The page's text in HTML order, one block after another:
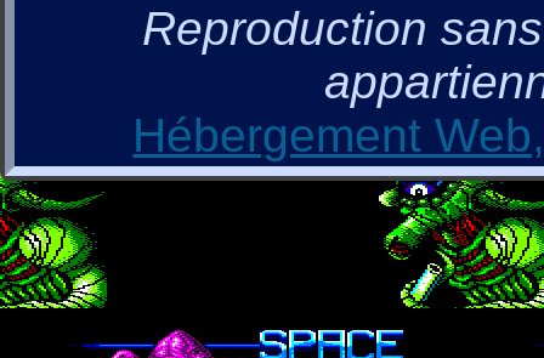
Reproduction
Hébergement